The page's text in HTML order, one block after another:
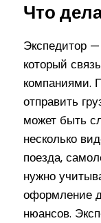
Что
Экспедитор —
который
компаниями.
отправить
может быть
несколько
поезда,
нужно
оформление
нюансов.